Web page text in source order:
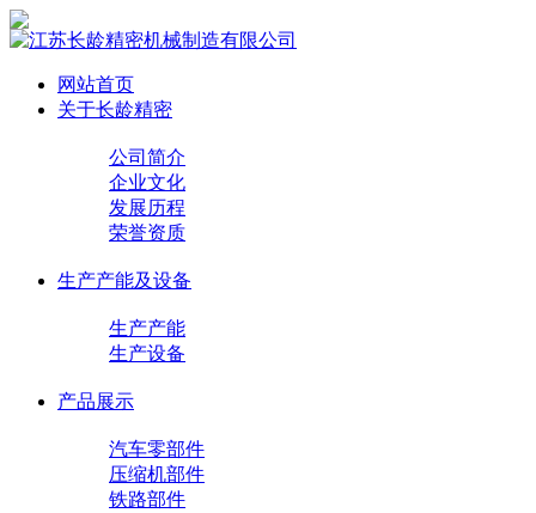
网站首页
关于长龄精密
公司简介
企业文化
发展历程
荣誉资质
生产产能及设备
生产产能
生产设备
产品展示
汽车零部件
压缩机部件
铁路部件